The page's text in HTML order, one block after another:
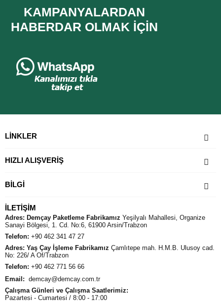
y
l
y
a
l
KAMPANYALARDAN
HABERDAR OLMAK IÇIN
İLETIŞIM
Adres: Demçay Paketleme Fabrikamız Yeşilyalı Mahallesi, Organize
Sanayi Bölgesi, 1. Cd. No:6, 61900 Arsin/Trabzon
Telefon: +90 462 341 47 27
Adres: Yaş Çay İşleme Fabrikamız Çamlıtepe mah. H.M.B. Ulusoy cad.
No: 226/ A Of/Trabzon
Telefon: +90 462 771 56 66
Email: demcay@demcay.com.tr
Çalışma Günleri ve Çalışma Saatlerimiz:
Pazartesi - Cumartesi / 8:00 - 17:00
LINKLER
HIZLI ALIŞVERİŞ
BILGI